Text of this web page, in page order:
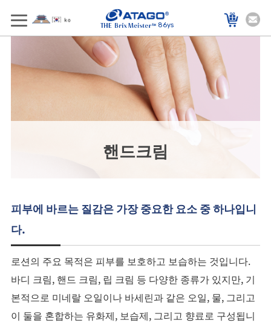
86ys
핸드크림
피부에 바르는 질감은 가장 중요한 요소 중 하나입니
다.
로션의 주요 목적은 피부를 보호하고 보습하는 것입니다.
바디 크림, 핸드 크림, 립 크림 등 다양한 종류가 있지만, 기
본적으로 미네랄 오일이나 바세린과 같은 오일, 물, 그리고
이 둘을 혼합하는 유화제, 보습제, 그리고 향료로 구성됩니